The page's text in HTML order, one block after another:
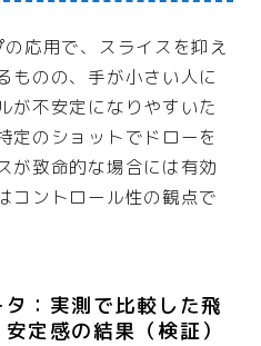
応用で、スライスを抑え
ものの、手が小さい人に
が不安定になりやすいた
定のショットでドローを
が致命的な場合には有効
コントロール性の観点で
：実測で比較した飛
定感の結果（検証）